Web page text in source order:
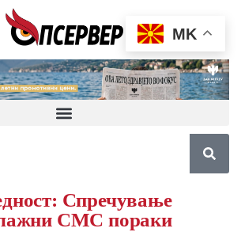
Спречување
СМС пораки
MK